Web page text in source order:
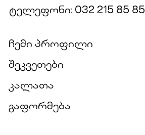
ტელეფონი: 032 215 85 85
ჩემი პროფილი
შეკვეთები
კალათა
გაფორმება